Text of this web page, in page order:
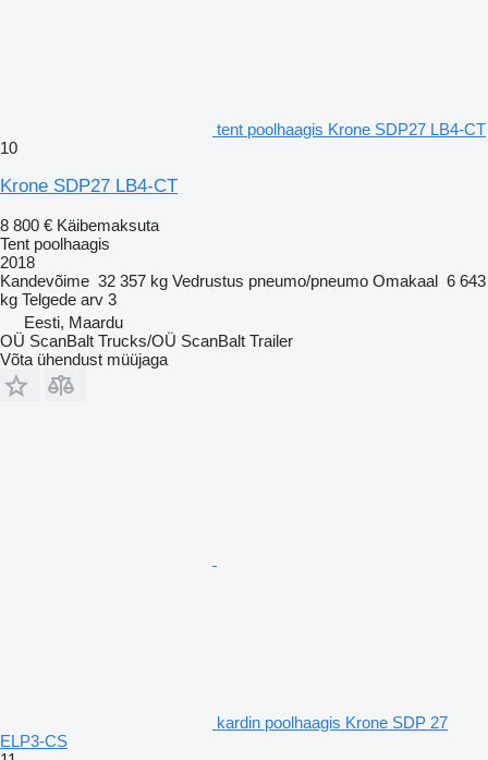
tent poolhaagis Krone SDP27 LB4-CT
10
Krone SDP27 LB4-CT
8 800 € Käibemaksuta
Tent poolhaagis
2018
Kandevõime 32 357 kg Vedrustus pneumo/pneumo Omakaal 6 643
kg Telgede arv 3
Eesti, Maardu
OÜ ScanBalt Trucks/OÜ ScanBalt Trailer
Võta ühendust müüjaga
kardin poolhaagis Krone SDP 27
ELP3-CS